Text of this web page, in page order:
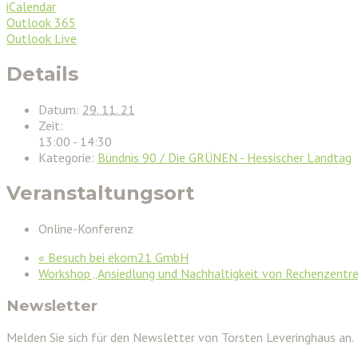
iCalendar
Outlook 365
Outlook Live
Details
Datum: 29. 11. 21
Zeit:
13:00 - 14:30
Kategorie: Bündnis 90 / Die GRÜNEN - Hessischer Landtag
Veranstaltungsort
Online-Konferenz
« Besuch bei ekom21 GmbH
Workshop „Ansiedlung und Nachhaltigkeit von
Newsletter
Melden Sie sich für den Newsletter von Torsten Leveringhaus an.